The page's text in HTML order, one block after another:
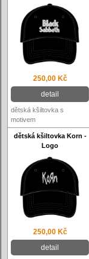
250,00 Kč
detail
dětská kšiltovka s
motivem
dětská kšiltovka Korn -
Logo
250,00 Kč
detail